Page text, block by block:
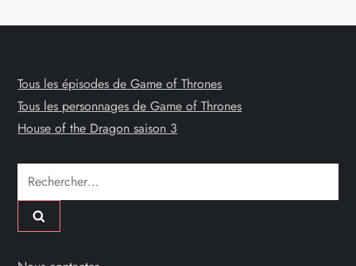
Tous les épisodes de Game of Thrones
Tous les personnages de Game of Thrones
House of the Dragon saison 3
Rechercher :